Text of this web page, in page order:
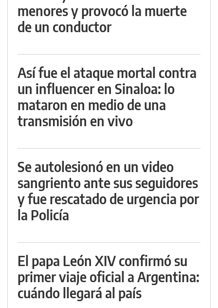
menores y provocó la muerte
de un conductor
Así fue el ataque mortal contra
un influencer en Sinaloa: lo
mataron en medio de una
transmisión en vivo
Se autolesionó en un video
sangriento ante sus seguidores
y fue rescatado de urgencia por
la Policía
El papa León XIV confirmó su
primer viaje oficial a Argentina:
cuándo llegará al país